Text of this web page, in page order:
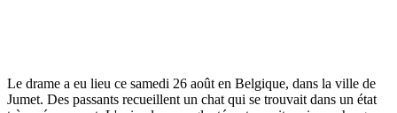
Le drame a eu lieu ce samedi 26 août en Belgique, dans la ville de
Jumet. Des passants recueillent un chat qui se trouvait dans un état